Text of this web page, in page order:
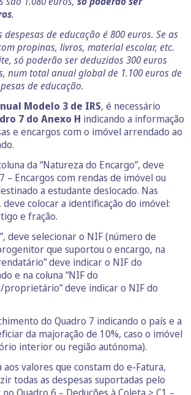
.
de educação é 800 euros. Se as
propinas, livros, material escolar, etc.
só poderão ser deduzidos 300 euros
num total anual global de 1.100 euros de
de educação.
Modelo 3 de IRS, é necessário
7 do Anexo H indicando a informação
e encargos com o imóvel arrendado ao
da “Natureza do Encargo”, deve
– Encargos com rendas de imóvel ou
a estudante deslocado. Nas
deve colocar a identificação do imóvel:
e fração.
deve selecionar o NIF (número de
que suportou o encargo, na
deve indicar o NIF do
e na coluna “NIF do
deve indicar o NIF do
do Quadro 7 indicando o país e a
da majoração de 10%, caso o imóvel
interior ou região autónoma).
valores que constam do e-Fatura,
todas as despesas suportadas pelo